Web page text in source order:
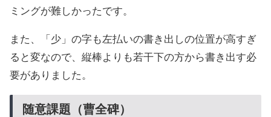
ミングが難しかったです。
また、「少」の字も左払いの書き出しの位置が高すぎ
ると変なので、縦棒よりも若干下の方から書き出す必
要がありました。
随意課題（曹全碑）